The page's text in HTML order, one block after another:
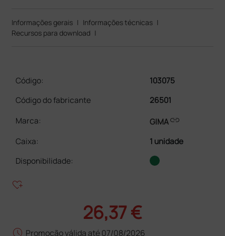
Informações gerais | Informações técnicas |
Recursos para download |
Código:
103075
Código do fabricante
26501
Marca:
GIMAlink
Caixa:
1 unidade
Disponibilidade:
heart_plus
26,37 €
schedule Promoção válida até 07/08/2026